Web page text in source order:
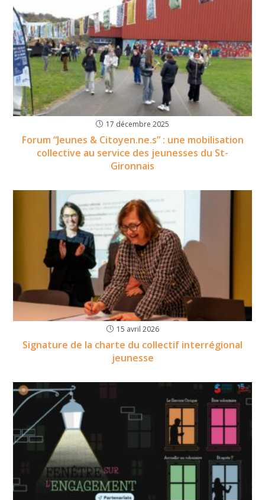
17 décembre 2025
Forum “Jeunes & Citoyen.ne.s” : une mobilisation
collective au service des jeunesses du St-
Gironnais
15 avril 2026
Signature de la charte du collectif interrégional
jeunesse